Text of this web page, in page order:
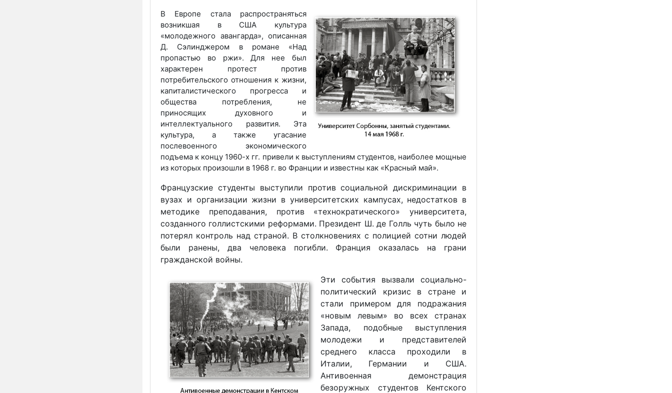
В Европе стала распространяться
возникшая в США культура
«молодежного авангарда», описанная
Д. Сэлинджером в романе «Над
пропастью во ржи». Для нее был
характерен протест против
потребительского отношения к жизни,
капиталистического прогресса и
общества потребления, не
приносящих духовного и
интеллектуального развития. Эта
культура, а также угасание
послевоенного экономического
подъема к концу 1960-х гг. привели к выступлениям студентов, наиболее мощные
из которых произошли в 1968 г. во Франции и известны как «Красный май».
Французские студенты выступили против социальной дискриминации в
вузах и организации жизни в университетских кампусах, недостатков в
методике преподавания, против «технократического» университета,
созданного голлистскими реформами. Президент Ш. де Голль чуть было не
потерял контроль над страной. В столкновениях с полицией сотни людей
были ранены, два человека погибли. Франция оказалась на грани
гражданской войны.
Эти события вызвали социально-
политический кризис в стране и
стали примером для подражания
«новым левым» во всех странах
Запада, подобные выступления
молодежи и представителей
среднего класса проходили в
Италии, Германии и США.
Антивоенная демонстрация
безоружных студентов Кентского